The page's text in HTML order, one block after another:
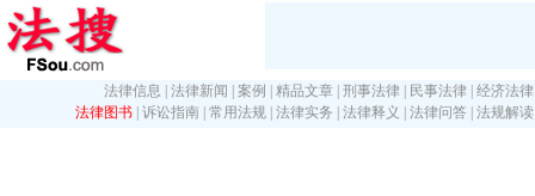
法律信息 法律新闻 案例 精品文章 刑事法律 民事法律 经济法律
法律图书 诉讼指南 常用法规 法律实务 法律释义 法律问答 法规解读